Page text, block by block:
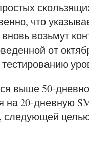
что
возьмут
от
выше 50-
на 20-дневную
следующей